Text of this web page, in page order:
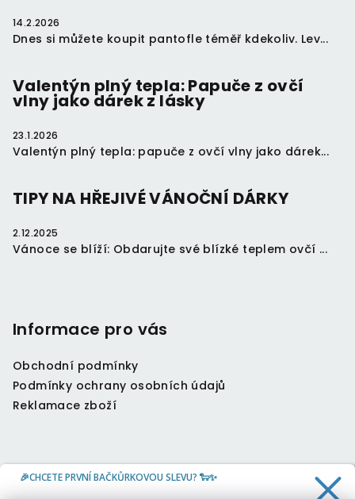
14.2.2026
Dnes si můžete koupit pantofle téměř kdekoliv. Lev...
Valentýn plný tepla: Papuče z ovčí
vlny jako dárek z lásky
23.1.2026
Valentýn plný tepla: papuče z ovčí vlny jako dárek...
TIPY NA HŘEJIVÉ VÁNOČNÍ DÁRKY
2.12.2025
Vánoce se blíží: Obdarujte své blízké teplem ovčí ...
Informace pro vás
Obchodní podmínky
Podmínky ochrany osobních údajů
Reklamace zboží
🎉CHCETE PRVNÍ BAČKŮRKOVOU SLEVU? 🐑✨